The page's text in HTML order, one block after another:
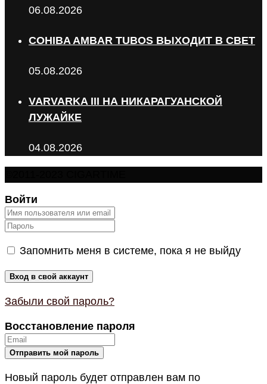
06.08.2026
COHIBA AMBAR TUBOS ВЫХОДИТ В СВЕТ
05.08.2026
VARVARKA III НА НИКАРАГУАНСКОЙ
ЛУЖАЙКЕ
04.08.2026
Войти
Запомнить меня в системе, пока я не выйду
Забыли свой пароль?
Восстановление пароля
Новый пароль будет отправлен вам по